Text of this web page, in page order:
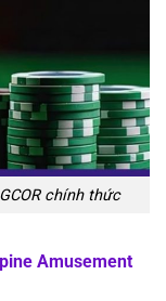
chính thức
Amusement